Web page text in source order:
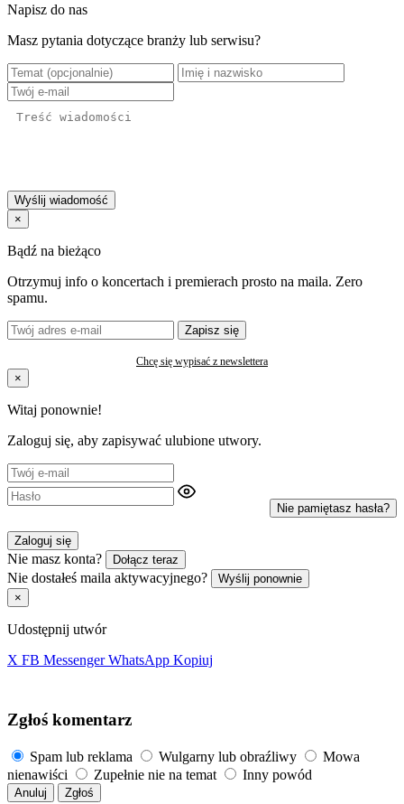
Napisz do nas
Masz pytania dotyczące branży lub serwisu?
Wyślij wiadomość
×
Bądź na bieżąco
Otrzymuj info o koncertach i premierach prosto na maila. Zero
spamu.
Zapisz się
Chcę się wypisać z newslettera
×
Witaj ponownie!
Zaloguj się, aby zapisywać ulubione utwory.
Nie pamiętasz hasła?
Zaloguj się
Nie masz konta? Dołącz teraz
Nie dostałeś maila aktywacyjnego?
Wyślij ponownie
×
Udostępnij utwór
X FB Messenger WhatsApp Kopiuj
Zgłoś komentarz
Spam lub reklama Wulgarny lub obraźliwy
Mowa
nienawiści
Zupełnie nie na temat Inny powód
Anuluj Zgłoś